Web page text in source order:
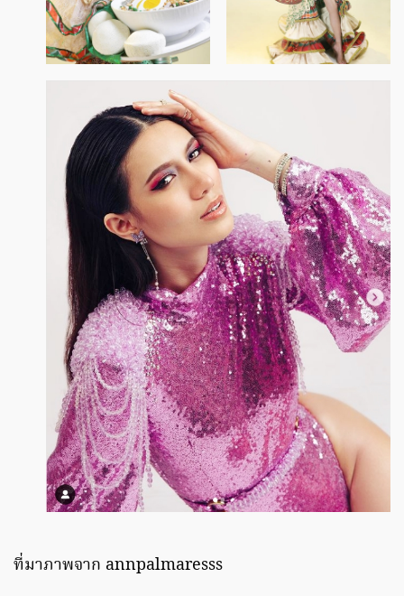
ที่มาภาพจาก annpalmaresss